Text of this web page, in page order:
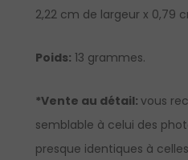
2,22 cm de largeur x 0,79
Poids: 13 grammes.
*Vente au détail: vous
semblable à celui des
presque identiques à